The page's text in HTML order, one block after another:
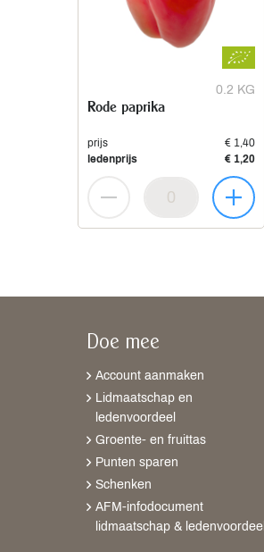
0.2 KG
Rode paprika
prijs
€ 1,40
ledenprijs
€ 1,20
Doe mee
Account aanmaken
Lidmaatschap en
ledenvoordeel
Groente- en fruittas
Punten sparen
Schenken
AFM-infodocument
lidmaatschap & ledenvoordeel